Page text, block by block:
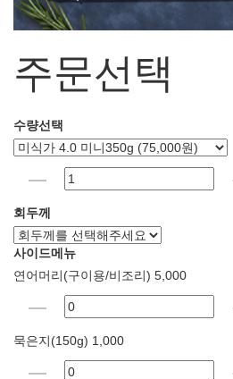
주문선택
수량선택
회두께
사이드메뉴
연어머리(구이용/비조리) 5,000
묵은지(150g) 1,000